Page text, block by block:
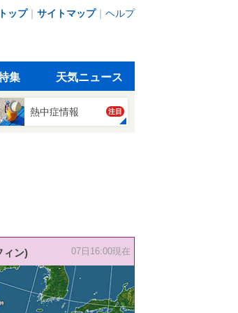
ップ｜ サイトマップ｜ ヘルプ
集 天気ニュース
熱中症情報 注目
ィン) 07日16:00現在